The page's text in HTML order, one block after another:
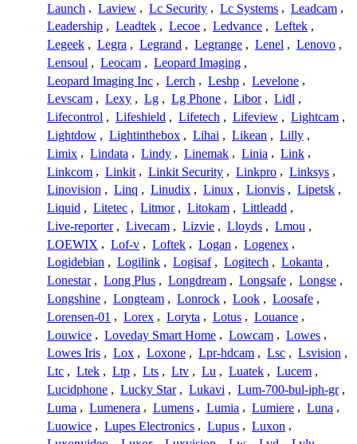
Launch , Laview , Lc Security , Lc Systems , Leadcam ,
Leadership , Leadtek , Lecoe , Ledvance , Leftek ,
Legeek , Legra , Legrand , Legrange , Lenel , Lenovo ,
Lensoul , Leocam , Leopard Imaging ,
Leopard Imaging Inc , Lerch , Leshp , Levelone ,
Levscam , Lexy , Lg , Lg Phone , Libor , Lidl ,
Lifecontrol , Lifeshield , Lifetech , Lifeview , Lightcam ,
Lightdow , Lightinthebox , Lihai , Likean , Lilly ,
Limix , Lindata , Lindy , Linemak , Linia , Link ,
Linkcom , Linkit , Linkit Security , Linkpro , Linksys ,
Linovision , Linq , Linudix , Linux , Lionvis , Lipetsk ,
Liquid , Litetec , Litmor , Litokam , Littleadd ,
Live-reporter , Livecam , Lizvie , Lloyds , Lmou ,
LOEWIX , Lof-v , Loftek , Logan , Logenex ,
Logidebian , Logilink , Logisaf , Logitech , Lokanta ,
Lonestar , Long Plus , Longdream , Longsafe , Longse ,
Longshine , Longteam , Lonrock , Look , Loosafe ,
Lorensen-01 , Lorex , Loryta , Lotus , Louance ,
Louwice , Loveday Smart Home , Lowcam , Lowes ,
Lowes Iris , Lox , Loxone , Lpr-hdcam , Lsc , Lsvision ,
Ltc , Ltek , Ltp , Lts , Ltv , Lu , Luatek , Lucem ,
Lucidphone , Lucky Star , Lukavi , Lum-700-bul-iph-gr ,
Luma , Lumenera , Lumens , Lumia , Lumiere , Luna ,
Luowice , Lupes Electronics , Lupus , Luxon ,